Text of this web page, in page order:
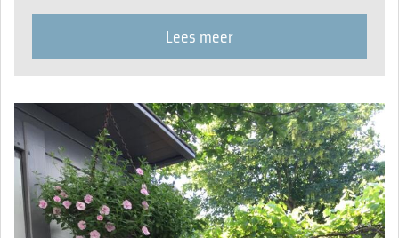
Lees meer